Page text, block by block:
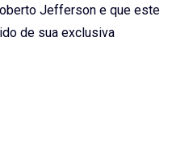
Jefferson e que este
de sua exclusiva